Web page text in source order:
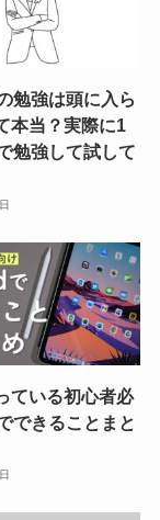
勉強は頭に入ら
本当？実際に1
勉強して試して
ている初心者必
できることまと